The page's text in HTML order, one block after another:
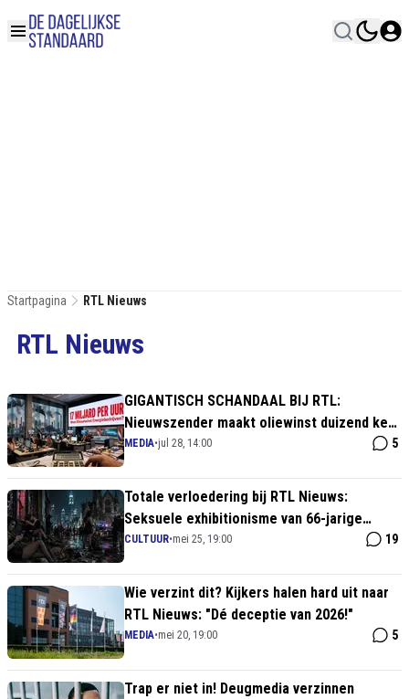
Startpagina RTL Nieuws
RTL Nieuws
GIGANTISCH SCHANDAAL BIJ RTL:
Nieuwszender maakt oliewinst duizend keer
groter in hysterische klimaatkop!
MEDIA•jul 28, 14:00 5
Totale verloedering bij RTL Nieuws:
Seksuele exhibitionisme van 66-jarige
Angela Groothuizen verheven tot 'nieuws'
CULTUUR•mei 25, 19:00 19
Wie verzint dit? Kijkers halen hard uit naar
RTL Nieuws: "Dé deceptie van 2026!"
MEDIA•mei 20, 19:00 5
Trap er niet in! Deugmedia verzinnen